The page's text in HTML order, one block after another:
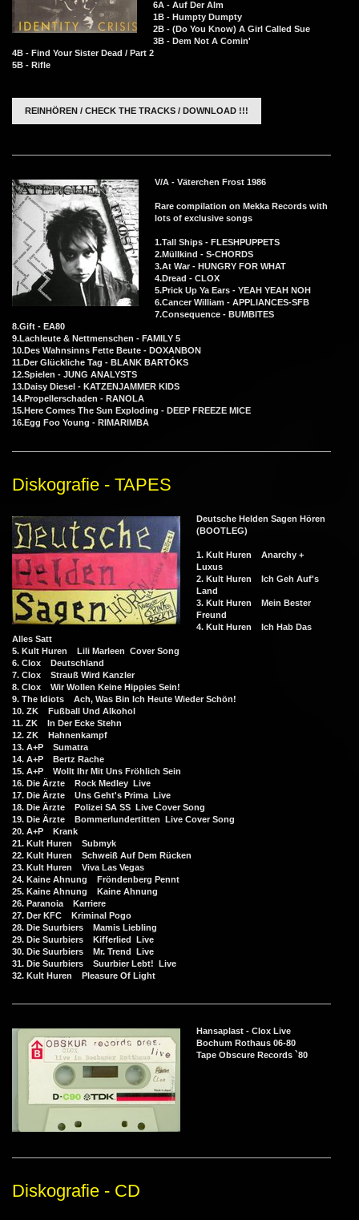
6A - Auf Der Alm
1B - Humpty Dumpty
2B - (Do You Know) A Girl Called Sue
3B - Dem Not A Comin'
4B - Find Your Sister Dead / Part 2
5B - Rifle
REINHÖREN / CHECK THE TRACKS / DOWNLOAD !!!
V/A - Väterchen Frost 1986
Rare compilation on Mekka Records with
lots of exclusive songs
1.Tall Ships - FLESHPUPPETS
2.Müllkind - S-CHORDS
3.At War - HUNGRY FOR WHAT
4.Dread - CLOX
5.Prick Up Ya Ears - YEAH YEAH NOH
6.Cancer William - APPLIANCES-SFB
7.Consequence - BUMBITES
8.Gift - EA80
9.Lachleute & Nettmenschen - FAMILY 5
10.Des Wahnsinns Fette Beute - DOXANBON
11.Der Glückliche Tag - BLANK BARTÓKS
12.Spielen - JUNG ANALYSTS
13.Daisy Diesel - KATZENJAMMER KIDS
14.Propellerschaden - RANOLA
15.Here Comes The Sun Exploding - DEEP FREEZE MICE
16.Egg Foo Young - RIMARIMBA
Diskografie - TAPES
Deutsche Helden Sagen Hören
(BOOTLEG)
1. Kult Huren Anarchy +
Luxus
2. Kult Huren Ich Geh Auf's
Land
3. Kult Huren Mein Bester
Freund
4. Kult Huren Ich Hab Das
Alles Satt
5. Kult Huren Lili Marleen Cover Song
6. Clox Deutschland
7. Clox Strauß Wird Kanzler
8. Clox Wir Wollen Keine Hippies Sein!
9. The Idiots Ach, Was Bin Ich Heute Wieder Schön!
10. ZK Fußball Und Alkohol
11. ZK In Der Ecke Stehn
12. ZK Hahnenkampf
13. A+P Sumatra
14. A+P Bertz Rache
15. A+P Wollt Ihr Mit Uns Fröhlich Sein
16. Die Ärzte Rock Medley Live
17. Die Ärzte Uns Geht's Prima Live
18. Die Ärzte Polizei SA SS Live Cover Song
19. Die Ärzte Bommerlundertitten Live Cover Song
20. A+P Krank
21. Kult Huren Submyk
22. Kult Huren Schweiß Auf Dem Rücken
23. Kult Huren Viva Las Vegas
24. Kaine Ahnung Fröndenberg Pennt
25. Kaine Ahnung Kaine Ahnung
26. Paranoia Karriere
27. Der KFC Kriminal Pogo
28. Die Suurbiers Mamis Liebling
29. Die Suurbiers Kifferlied Live
30. Die Suurbiers Mr. Trend Live
31. Die Suurbiers Suurbier Lebt! Live
32. Kult Huren Pleasure Of Light
Hansaplast - Clox Live
Bochum Rothaus 06-80
Tape Obscure Records `80
Diskografie - CD